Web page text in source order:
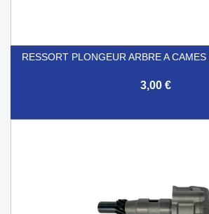
RESSORT PLONGEUR ARBRE A
3,00 €